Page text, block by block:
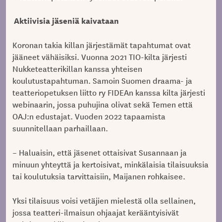
Aktiivisia jäseniä kaivataan
Koronan takia killan järjestämät tapahtumat ovat
jääneet vähäisiksi. Vuonna 2021 TIO-kilta järjesti
Nukketeatterikillan kanssa yhteisen
koulutustapahtuman. Samoin Suomen draama- ja
teatteriopetuksen liitto ry FIDEAn kanssa kilta järjesti
webinaarin, jossa puhujina olivat sekä Temen että
OAJ:n edustajat. Vuoden 2022 tapaamista
suunnitellaan parhaillaan.
– Haluaisin, että jäsenet ottaisivat Susannaan ja
minuun yhteyttä ja kertoisivat, minkälaisia tilaisuuksia
tai koulutuksia tarvittaisiin, Maijanen rohkaisee.
Yksi tilaisuus voisi vetäjien mielestä olla sellainen,
jossa teatteri-ilmaisun ohjaajat kerääntyisivät